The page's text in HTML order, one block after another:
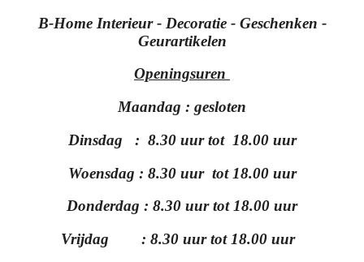
B-Home Interieur - Decoratie - Geschenken -
Geurartikelen
Openingsuren
Maandag : gesloten
Dinsdag : 8.30 uur tot 18.00 uur
Woensdag : 8.30 uur tot 18.00 uur
Donderdag : 8.30 uur tot 18.00 uur
Vrijdag : 8.30 uur tot 18.00 uur